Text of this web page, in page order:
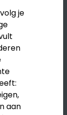
je
aan